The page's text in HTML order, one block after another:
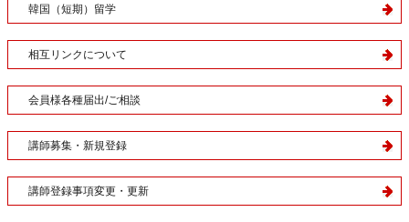
韓国（短期）留学
相互リンクについて
会員様各種届出/ご相談
講師募集・新規登録
講師登録事項変更・更新